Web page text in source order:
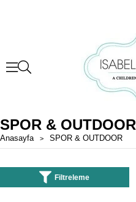
SPOR & OUTDOOR
Anasayfa SPOR & OUTDOOR
Filtreleme